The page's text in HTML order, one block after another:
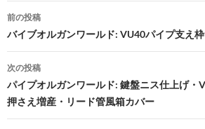
投
稿
ナ
ビ
ゲ
前の投稿
バイブオルガンワールド: VU40パイプ支え
次の投稿
パイプオルガンワールド: 鍵盤ニス仕上げ・
押さえ増産・リード管風箱カバー